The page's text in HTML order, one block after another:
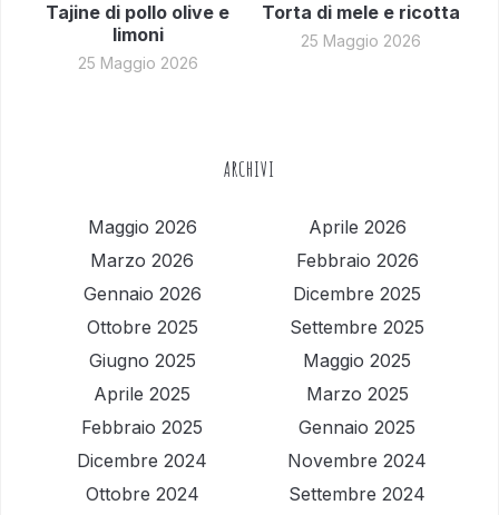
Tajine di pollo olive e
limoni
25 Maggio 2026
Torta di mele e ricotta
25 Maggio 2026
ARCHIVI
Maggio 2026
Aprile 2026
Marzo 2026
Febbraio 2026
Gennaio 2026
Dicembre 2025
Ottobre 2025
Settembre 2025
Giugno 2025
Maggio 2025
Aprile 2025
Marzo 2025
Febbraio 2025
Gennaio 2025
Dicembre 2024
Novembre 2024
Ottobre 2024
Settembre 2024